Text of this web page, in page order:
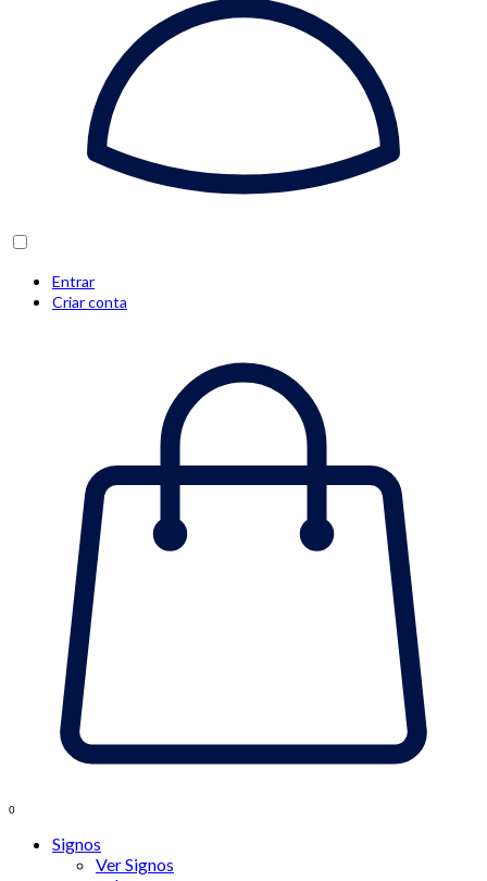
Entrar
Criar conta
0
Signos
Ver Signos